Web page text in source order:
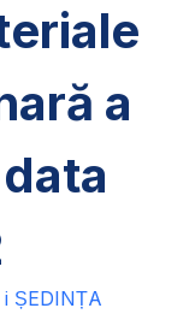
a
ȘEDINȚA